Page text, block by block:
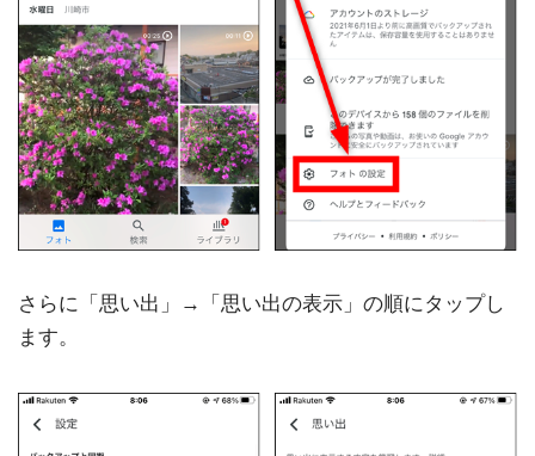
さらに「思い出」→「思い出の表示」の順にタップし
ます。